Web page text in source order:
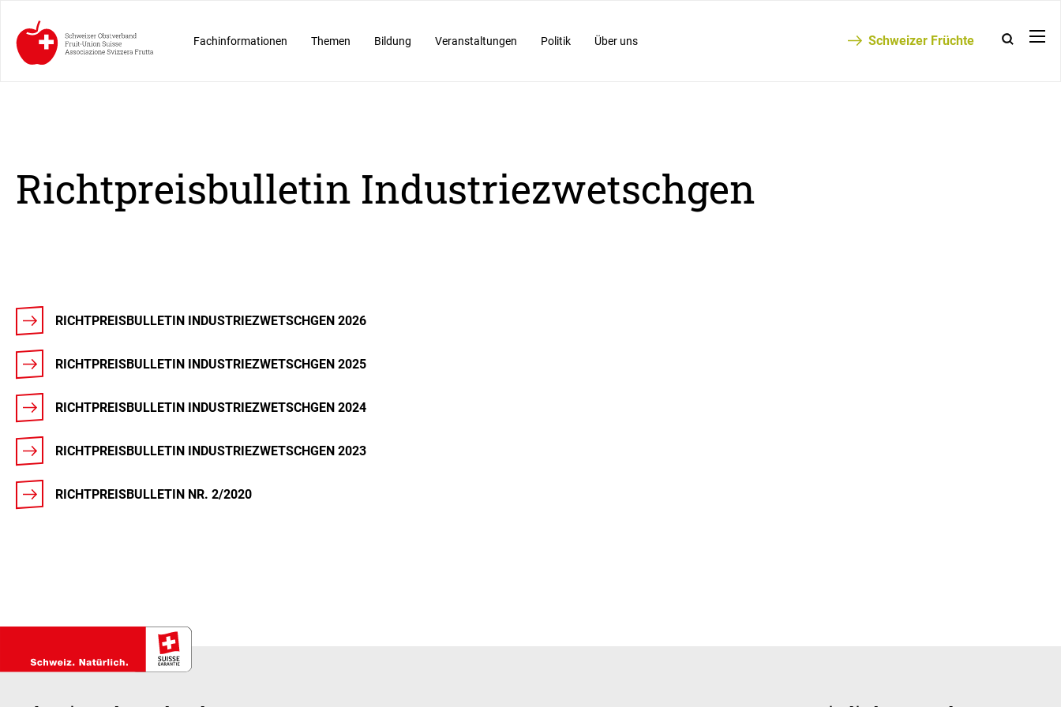
Fachinformationen Themen Bildung Veranstaltungen Politik Über uns Schweizer Früchte
Richtpreisbulletin Industriezwetschgen
RICHTPREISBULLETIN INDUSTRIEZWETSCHGEN 2026
RICHTPREISBULLETIN INDUSTRIEZWETSCHGEN 2025
RICHTPREISBULLETIN INDUSTRIEZWETSCHGEN 2024
RICHTPREISBULLETIN INDUSTRIEZWETSCHGEN 2023
RICHTPREISBULLETIN NR. 2/2020